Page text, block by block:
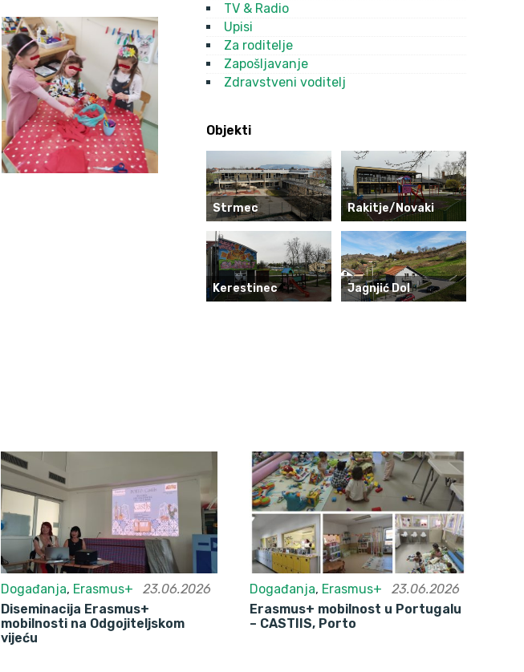
TV & Radio
Upisi
Za roditelje
Zapošljavanje
Zdravstveni voditelj
Objekti
Strmec Rakitje/Novaki
Kerestinec Jagnjić Dol
Događanja, Erasmus+
23.06.2026
Diseminacija Erasmus+
mobilnosti na Odgojiteljskom
vijeću
Događanja, Erasmus+
23.06.2026
Erasmus+ mobilnost u Portugalu
– CASTIIS, Porto